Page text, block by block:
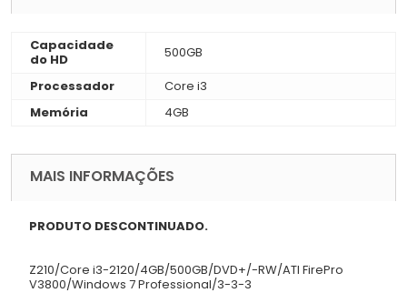
Capacidade
do HD
500GB
Processador
Core i3
Memória
4GB
MAIS INFORMAÇÕES
PRODUTO DESCONTINUADO.
Z210/Core i3-2120/4GB/500GB/DVD+/-RW/ATI FirePro
V3800/Windows 7 Professional/3-3-3